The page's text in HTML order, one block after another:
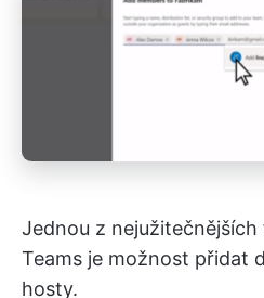
Jednou z
Teams je možnost přidat
hosty.